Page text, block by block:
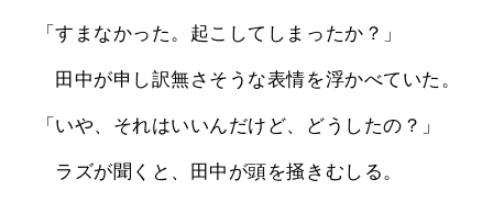
「すまなかった。起こしてしまったか？」
田中が申し訳無さそうな表情を浮かべていた。
「いや、それはいいんだけど、どうしたの？」
ラズが聞くと、田中が頭を掻きむしる。